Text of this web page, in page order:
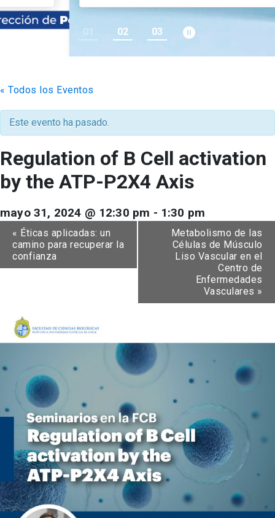
Académicos
Documentos FCB
Grupos de Investigación
Redes Internacionales
Estudiantes
Centro de Estudiantes
01 02 03 pause_circle_filled
« Todos los Eventos
Este evento ha pasado.
Regulation of B Cell activation
by the ATP-P2X4 Axis
mayo 31, 2024 @ 12:30 pm - 1:30 pm
« Éticas aplicadas: un
camino para recuperar la
confianza
Metabolismo de las
Células de Músculo
Liso Vascular en el
Centro de
Enfermedades
Vasculares »